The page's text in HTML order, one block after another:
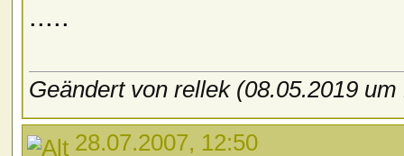
.....
Geändert von rellek (08.05.2019 um
28.07.2007, 12:50